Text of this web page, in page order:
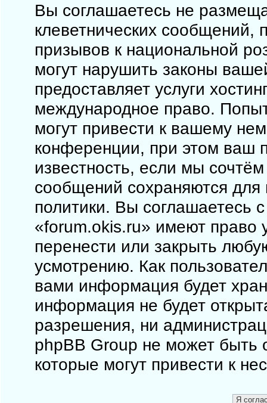
Вы соглашаетесь не
клеветнических сообщений,
призывов к национальной
могут нарушить законы
предоставляет услуги
международное право.
могут привести к вашему
конференции, при этом ваш
известность, если мы
сообщений сохраняются для
политики. Вы соглашаетесь
«forum.okis.ru» имеют право
перенести или закрыть
усмотрению. Как
вами информация будет
информация не будет
разрешения, ни
phpBB Group не может быть
которые могут привести к